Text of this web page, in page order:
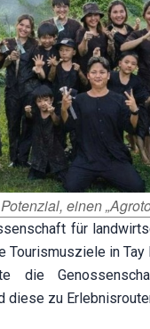
einen
für
in
die
zu